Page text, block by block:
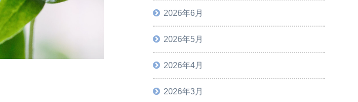
2026年6月
2026年5月
2026年4月
2026年3月